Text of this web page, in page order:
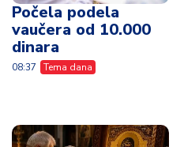
Počela podela
vaučera od 10.000
dinara
08:37 Tema dana